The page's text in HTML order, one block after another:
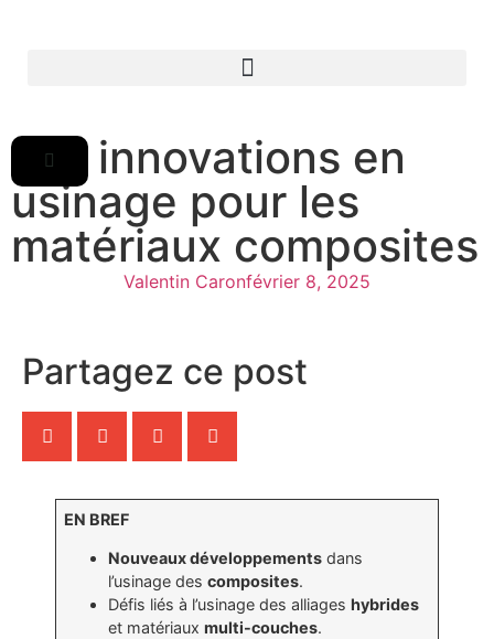
Les innovations en
usinage pour les
matériaux composites
Valentin Caronfévrier 8, 2025
Partagez ce post
EN BREF
Nouveaux développements dans
l’usinage descomposites.
Défis liés à l’usinage des alliageshybrides
et matériauxmulti-couches.